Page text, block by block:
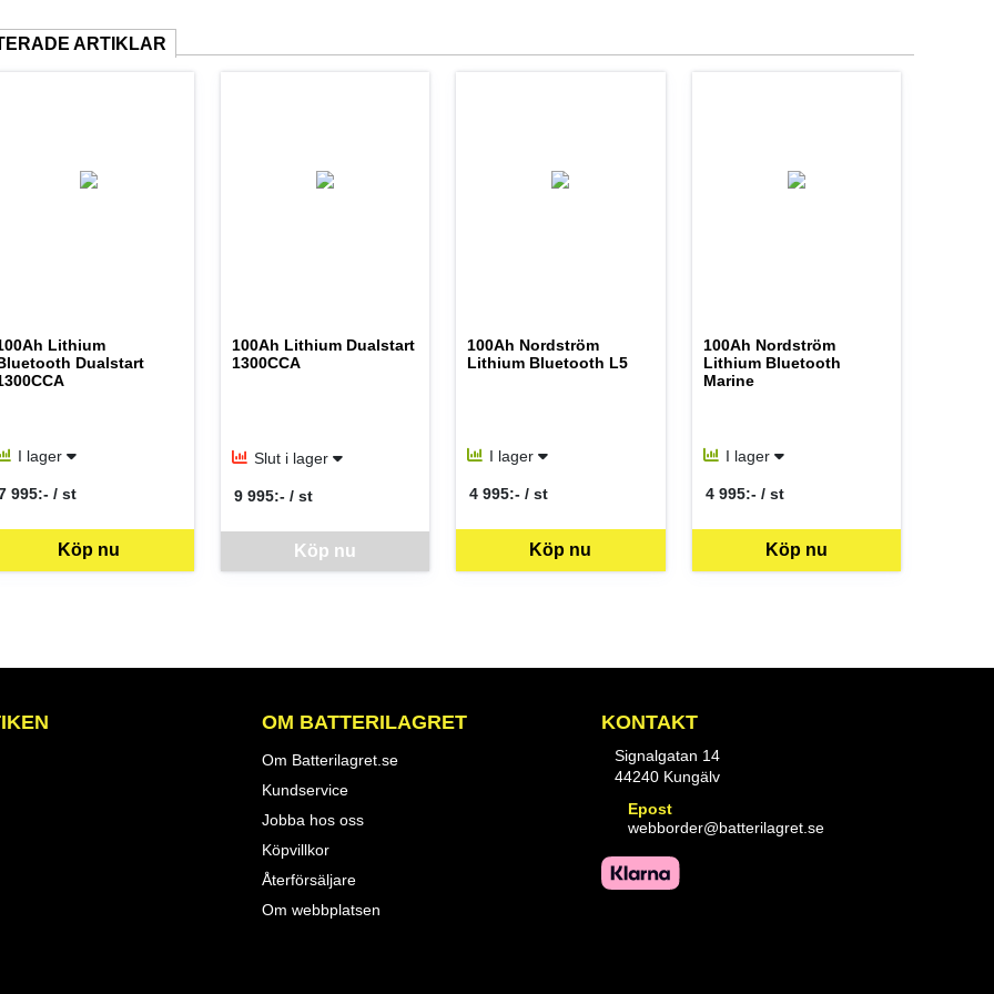
ARTIKLAR
Lithium
Dualstart
I lager
Köp nu
995:- / st
per ST
100Ah Lithium Dualstart
1300CCA
Slut i lager
Denna vara går inte att beställa via webben just nu, vänligen kontakta butiken för mer information.
Köp nu
9 995:- / st
SEK per ST
100Ah Nordström
Lithium Bluetooth L5
I lager
Köp nu
4 995:- / st
SEK per ST
100Ah Nordström
Lithium Bluetooth
Marine
I lager
Köp nu
4 995:- / st
SEK per ST
OM BATTERILAGRET
Om Batterilagret.se
Kundservice
Jobba hos oss
Köpvillkor
Återförsäljare
Om webbplatsen
KONTAKT
Signalgatan 14
44240 Kungälv
Epost
webborder@batterilagret.se